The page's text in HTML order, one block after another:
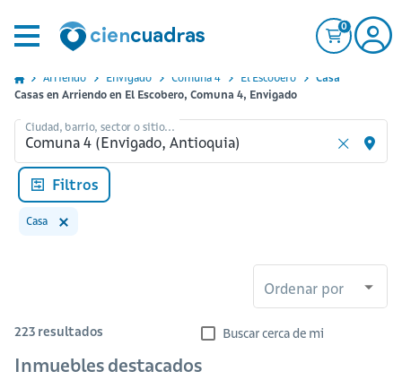
0
Arriendo Envigado Comuna 4 El Escobero
Casa
Casas en Arriendo en El Escobero, Comuna 4, Envigado
Ciudad, barrio, sector o sitio...
Filtros
Casa
Ordenar por
223 resultados Buscar cerca de mi
Inmuebles destacados